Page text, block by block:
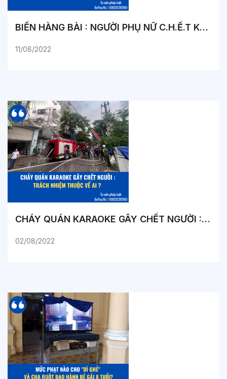
BIẾN HÀNG BÀI : NGƯỜI PHỤ NỮ C.H.Ế.T KHÔNG NHẮM MẮT
11/08/2022
CHÁY QUÁN KARAOKE GÂY CHẾT NGƯỜI : TRÁCH NHIỆM THUỘC VỀ AI ?
02/08/2022